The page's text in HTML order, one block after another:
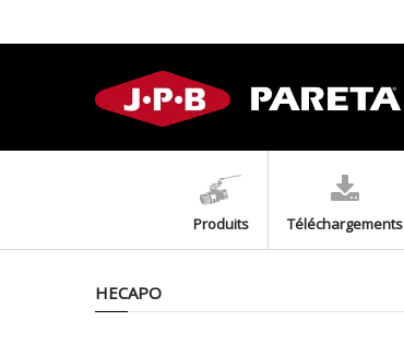
Produits Téléchargements
HECAPO